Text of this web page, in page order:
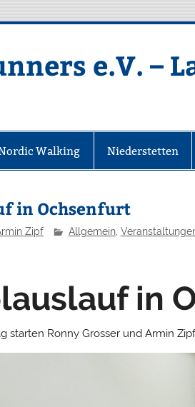
e.V. –
Walking Niederstetten
in Ochsenfurt
Zipf Allgemein,
in
starten Ronny Grosser und Armin